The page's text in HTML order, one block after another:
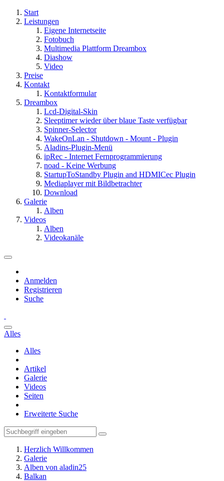
Start
Leistungen
Eigene Internetseite
Fotobuch
Multimedia Plattform Dreambox
Diashow
Video
Preise
Kontakt
Kontaktformular
Dreambox
Lcd-Digital-Skin
Sleeptimer wieder über blaue Taste verfügbar
Spinner-Selector
WakeOnLan - Shutdown - Mount - Plugin
Aladins-Plugin-Menü
ipRec - Internet Fernprogrammierung
noad - Keine Werbung
StartupToStandby Plugin and HDMICec Plugin
Mediaplayer mit Bildbetrachter
Download
Galerie
Alben
Videos
Alben
Videokanäle
Anmelden
Registrieren
Suche
Alles
Alles
Artikel
Galerie
Videos
Seiten
Erweiterte Suche
Herzlich Willkommen
Galerie
Alben von aladin25
Balkan